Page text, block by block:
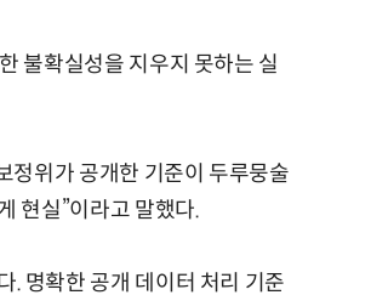
불확실성을 지우지 못하는 실
정위가 공개한 기준이 두루뭉술
현실”이라고 말했다.
. 명확한 공개 데이터 처리 기준